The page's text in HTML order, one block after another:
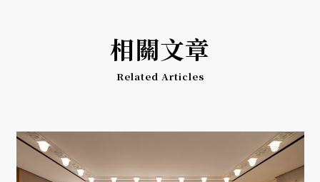
相關文章
Related Articles